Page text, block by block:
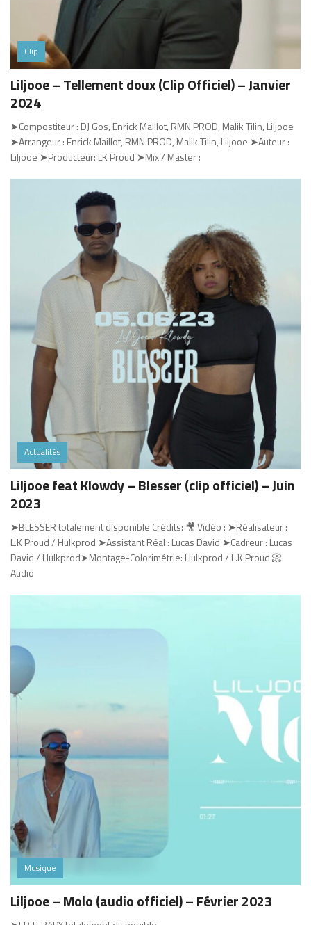
Clip
Liljooe – Tellement doux (Clip Officiel) – Janvier
2024
➤Compostiteur : DJ Gos, Enrick Maillot, RMN PROD, Malik Tilin, Liljooe
➤Arrangeur : Enrick Maillot, RMN PROD, Malik Tilin, Liljooe ➤Auteur :
Liljooe ➤Producteur: LK Proud ➤Mix / Master :
Actualités
Liljooe feat Klowdy – Blesser (clip officiel) – Juin
2023
➤BLESSER totalement disponible Crédits: 🎥 Vidéo : ➤Réalisateur :
L.K Proud / Hulkprod ➤Assistant Réal : Lucas David ➤Cadreur : Lucas
David / Hulkprod➤Montage-Colorimétrie: Hulkprod / L.K Proud 📀
Audio
Musique
Liljooe – Molo (audio officiel) – Février 2023